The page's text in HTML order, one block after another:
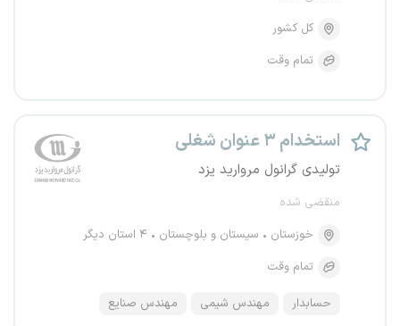
کل کشور
تمام وقت
استخدام ۳ عنوان شغلی
تولیدی گرانول مروارید یزد
منقضی شده
خوزستان
سیستان و بلوچستان
۴ استان دیگر
تمام وقت
حسابدار مهندس شیمی مهندس صنایع